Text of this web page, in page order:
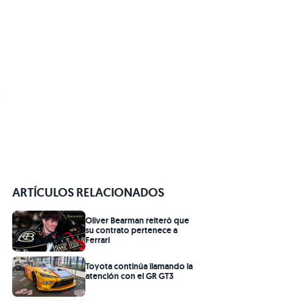
ARTÍCULOS RELACIONADOS
Oliver Bearman reiteró que
su contrato pertenece a
Ferrari
Toyota continúa llamando la
atención con el GR GT3